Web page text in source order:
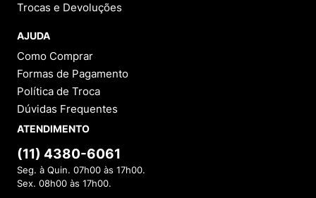
Trocas e Devoluções
AJUDA
Como Comprar
Formas de Pagamento
Política de Troca
Dúvidas Frequentes
ATENDIMENTO
(11) 4380-6061
Seg. à Quin. 07h00 às 17h00.
Sex. 08h00 às 17h00.